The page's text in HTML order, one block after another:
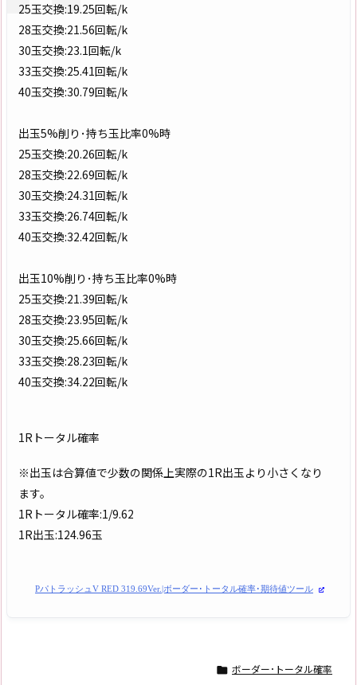
25玉交換:19.25回転/k
28玉交換:21.56回転/k
30玉交換:23.1回転/k
33玉交換:25.41回転/k
40玉交換:30.79回転/k
出玉5%削り･持ち玉比率0%時
25玉交換:20.26回転/k
28玉交換:22.69回転/k
30玉交換:24.31回転/k
33玉交換:26.74回転/k
40玉交換:32.42回転/k
出玉10%削り･持ち玉比率0%時
25玉交換:21.39回転/k
28玉交換:23.95回転/k
30玉交換:25.66回転/k
33玉交換:28.23回転/k
40玉交換:34.22回転/k
1Rトータル確率
※出玉は合算値で少数の関係上実際の1R出玉より小さくなり
ます。
1Rトータル確率:1/9.62
1R出玉:124.96玉
PパトラッシュV RED 319.69Ver.|ボーダー･トータル確率･期待値ツール
 ボーダー･トータル確率